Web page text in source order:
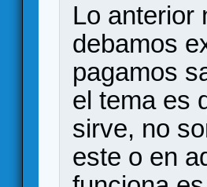
Lo anterior
debamos
pagamos
el tema es
sirve, no
este o en